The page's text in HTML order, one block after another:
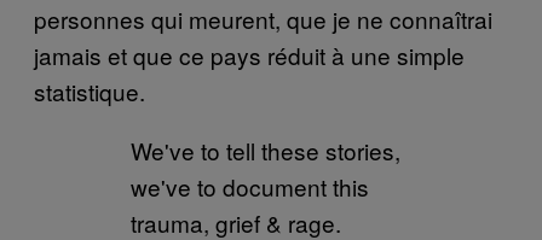
personnes qui meurent, que je ne connaîtrai
jamais et que ce pays réduit à une simple
statistique.
We've to tell these stories,
we've to document this
trauma, grief & rage.